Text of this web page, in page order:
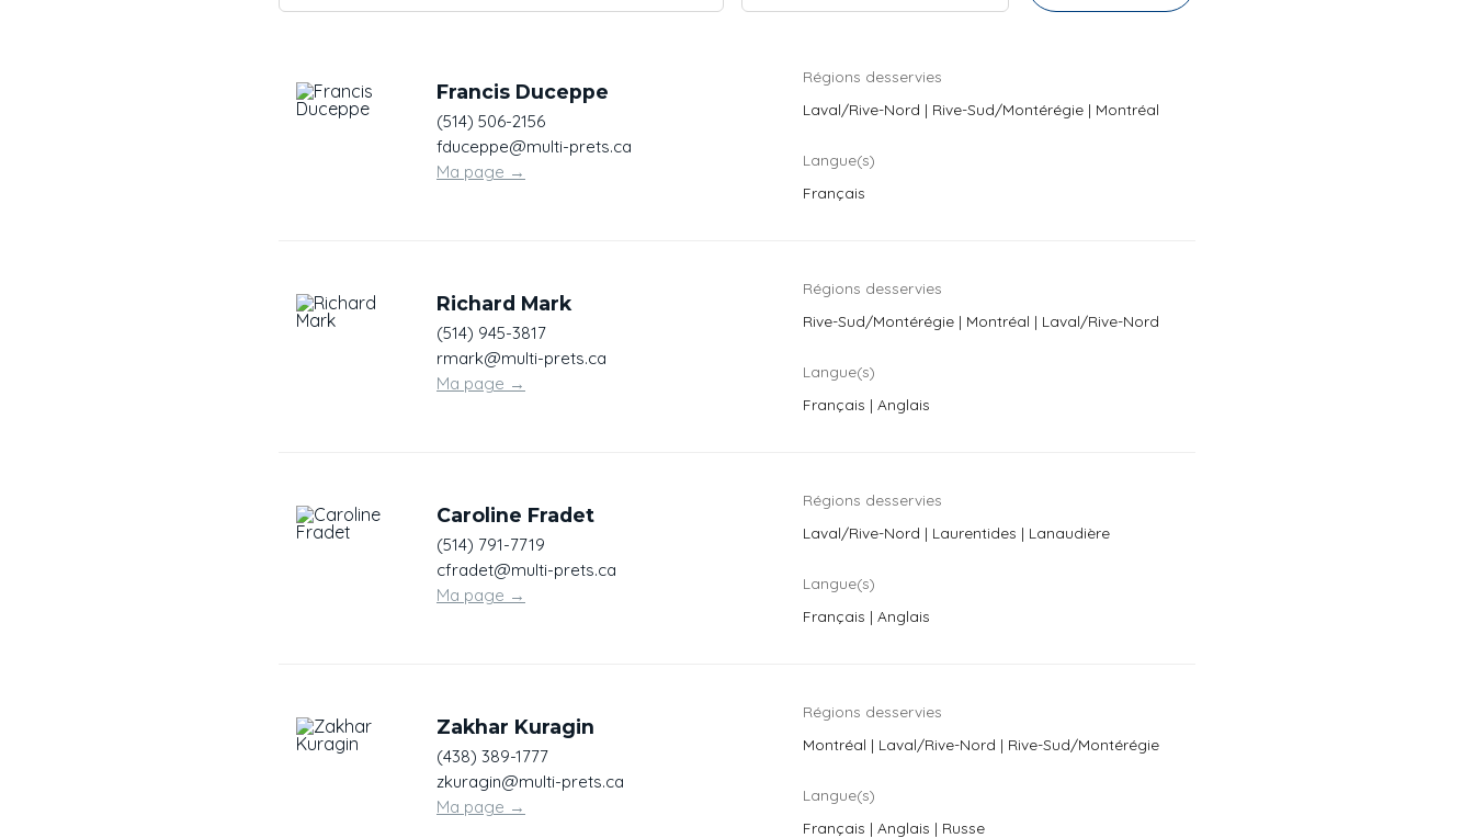
Francis Duceppe
(514) 506-2156
fduceppe@multi-prets.ca
Ma page →
Régions desservies
Laval/Rive-Nord | Rive-Sud/Montérégie | Montréal
Langue(s)
Français
Richard Mark
(514) 945-3817
rmark@multi-prets.ca
Ma page →
Régions desservies
Rive-Sud/Montérégie | Montréal | Laval/Rive-Nord
Langue(s)
Français | Anglais
Caroline Fradet
(514) 791-7719
cfradet@multi-prets.ca
Ma page →
Régions desservies
Laval/Rive-Nord | Laurentides | Lanaudière
Langue(s)
Français | Anglais
Zakhar Kuragin
(438) 389-1777
zkuragin@multi-prets.ca
Ma page →
Régions desservies
Montréal | Laval/Rive-Nord | Rive-Sud/Montérégie
Langue(s)
Français | Anglais | Russe